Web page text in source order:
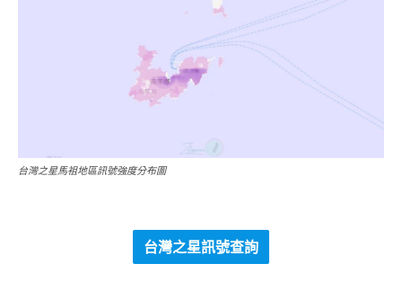
台灣之星馬祖地區訊號強度分布圖
台灣之星訊號查詢